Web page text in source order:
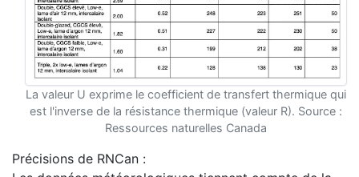
La valeur U exprime le coefficient de transfert thermique qui
est l'inverse de la résistance thermique (valeur R). Source :
Ressources naturelles Canada
Précisions de RNCan :